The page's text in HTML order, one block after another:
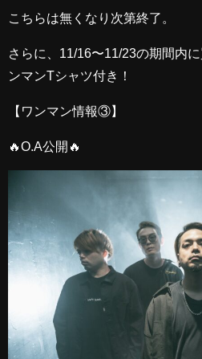
こちらは無くなり次第終了。
さらに、11/16〜11/23の期間内
ンマンTシャツ付き！
【ワンマン情報③】
🔥O.A公開🔥